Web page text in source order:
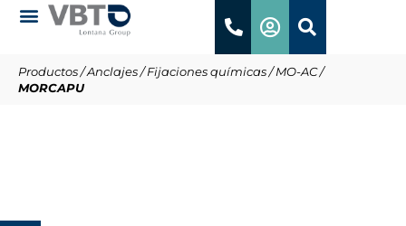
Productos/Anclajes/Fijaciones químicas/MO-AC/
MORCAPU